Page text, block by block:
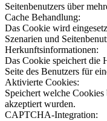
Seitenbenutzers über
Cache Behandlung:
Das Cookie wird
Szenarien und
Herkunftsinformationen:
Das Cookie speichert die
Seite des Benutzers für
Aktivierte Cookies:
Speichert welche
akzeptiert wurden.
CAPTCHA-Integration: